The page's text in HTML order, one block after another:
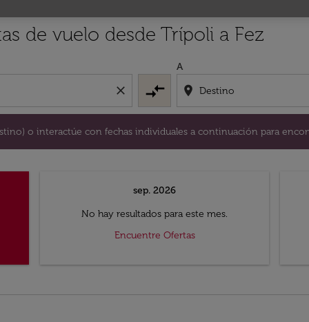
de vuelo desde Trípoli a Fez
close compare_arrows
A
location_on
o interactúe con fechas individuales a continuación para
destino) o interactúe con fechas individuales a
sep. 2026
No hay resultados para este mes.
Encuentre Ofertas